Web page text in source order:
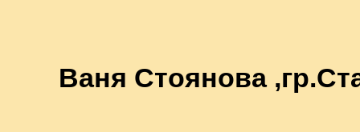
Ваня Стоянова